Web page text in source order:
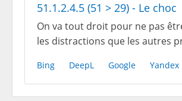
51.1.2.4.5 (51 > 29) - Le choc
On va tout droit pour ne pas
les distractions que les autres
Bing DeepL Google Yandex